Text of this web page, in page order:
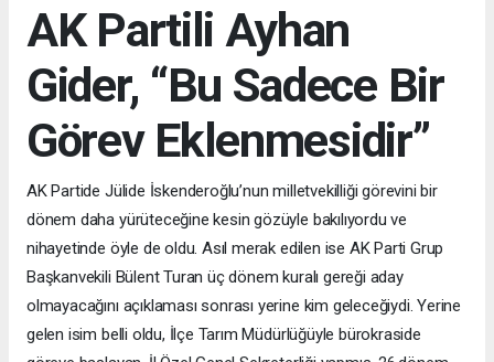
AK Partili Ayhan
Gider, “Bu Sadece Bir
Görev Eklenmesidir”
AK Partide Jülide İskenderoğlu’nun milletvekilliği görevini bir
dönem daha yürüteceğine kesin gözüyle bakılıyordu ve
nihayetinde öyle de oldu. Asıl merak edilen ise AK Parti Grup
Başkanvekili Bülent Turan üç dönem kuralı gereği aday
olmayacağını açıklaması sonrası yerine kim geleceğiydi. Yerine
gelen isim belli oldu, İlçe Tarım Müdürlüğüyle bürokraside